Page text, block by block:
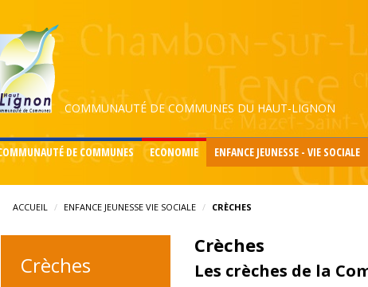
COMMUNAUTÉ DE COMMUNES DU HAUT-LIGNON
DE COMMUNES ECONOMIE ENFANCE JEUNESSE - VIE SOCIALE
ACCUEIL ENFANCE JEUNESSE VIE SOCIALE CRÈCHES
Crèches
Crèches
Les crèches de la